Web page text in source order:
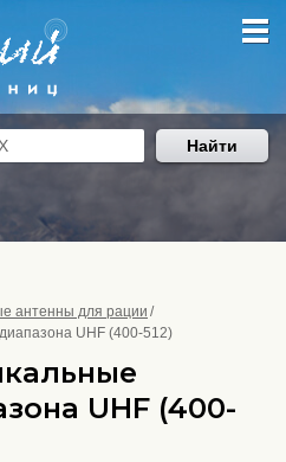
Найти
антенны для рации
UHF (400-512)
UHF (400-